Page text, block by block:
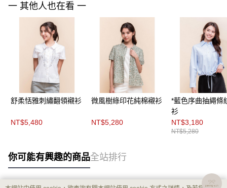
一 其他人也在看 一
舒柔恬雅刺繡翻領襯衫
NT$5,480
微風樹綠印花純棉襯衫
NT$5,280
*藍色序曲抽繩條
衫
NT$3,180
NT$5,280
你可能有興趣的商品全站排行